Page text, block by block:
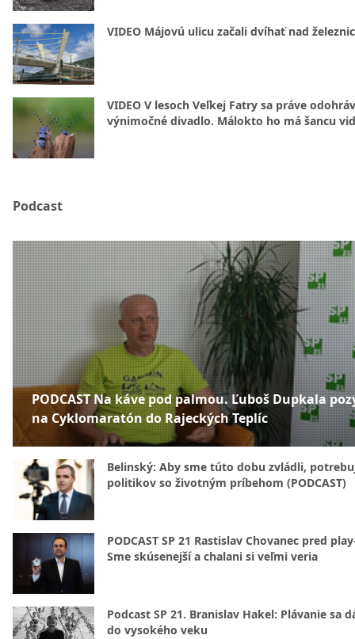
VIDEO Májovú ulicu začali dvíhať nad
VIDEO V lesoch Veľkej Fatry sa práve
výnimočné divadlo. Málokto ho má šancu
Podcast
PODCAST Na káve pod palmou. Ľuboš Dupkala
na Cyklomaratón do Rajeckých Teplíc
Belinský: Aby sme túto dobu zvládli,
politikov so životným príbehom (PODCAST)
PODCAST SP 21 Rastislav Chovanec pred
Sme skúsenejší a chalani si veľmi veria
Podcast SP 21. Branislav Hakel: Plávanie sa
do vysokého veku